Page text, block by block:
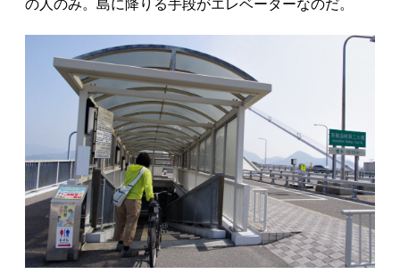
の人のみ。島に降りる手段がエレベーターなのだ。